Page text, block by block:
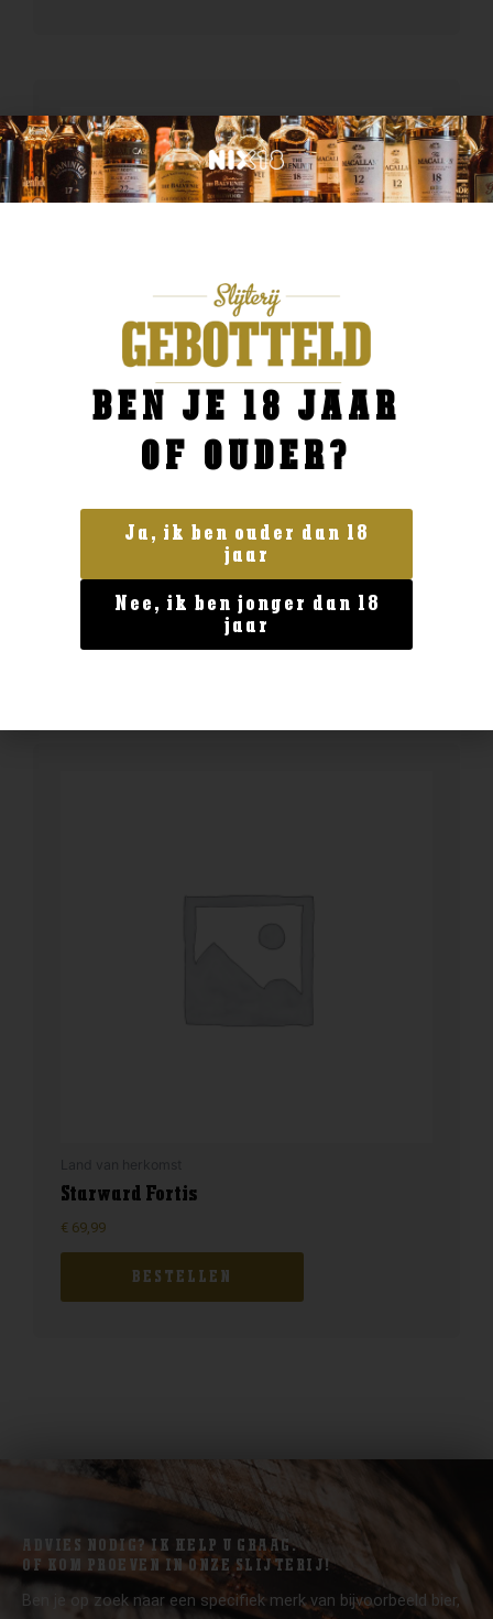
Myrray McDavid Mystery Malt Mull’s
Finest 9yo Moscatel
BESTELLEN
Starward Fortis
€ 69,99
BESTELLEN
ADVIES NODIG? IK HELP U GRAAG.
OF KOM PROEVEN IN ONZE SLIJTERIJ!
Ben je op zoek naar een specifiek merk van bijvoorbeeld bier,
BEN JE 18 JAAR
OF OUDER?
Ja, ik ben ouder dan 18
jaar
Nee, ik ben jonger dan 18
jaar